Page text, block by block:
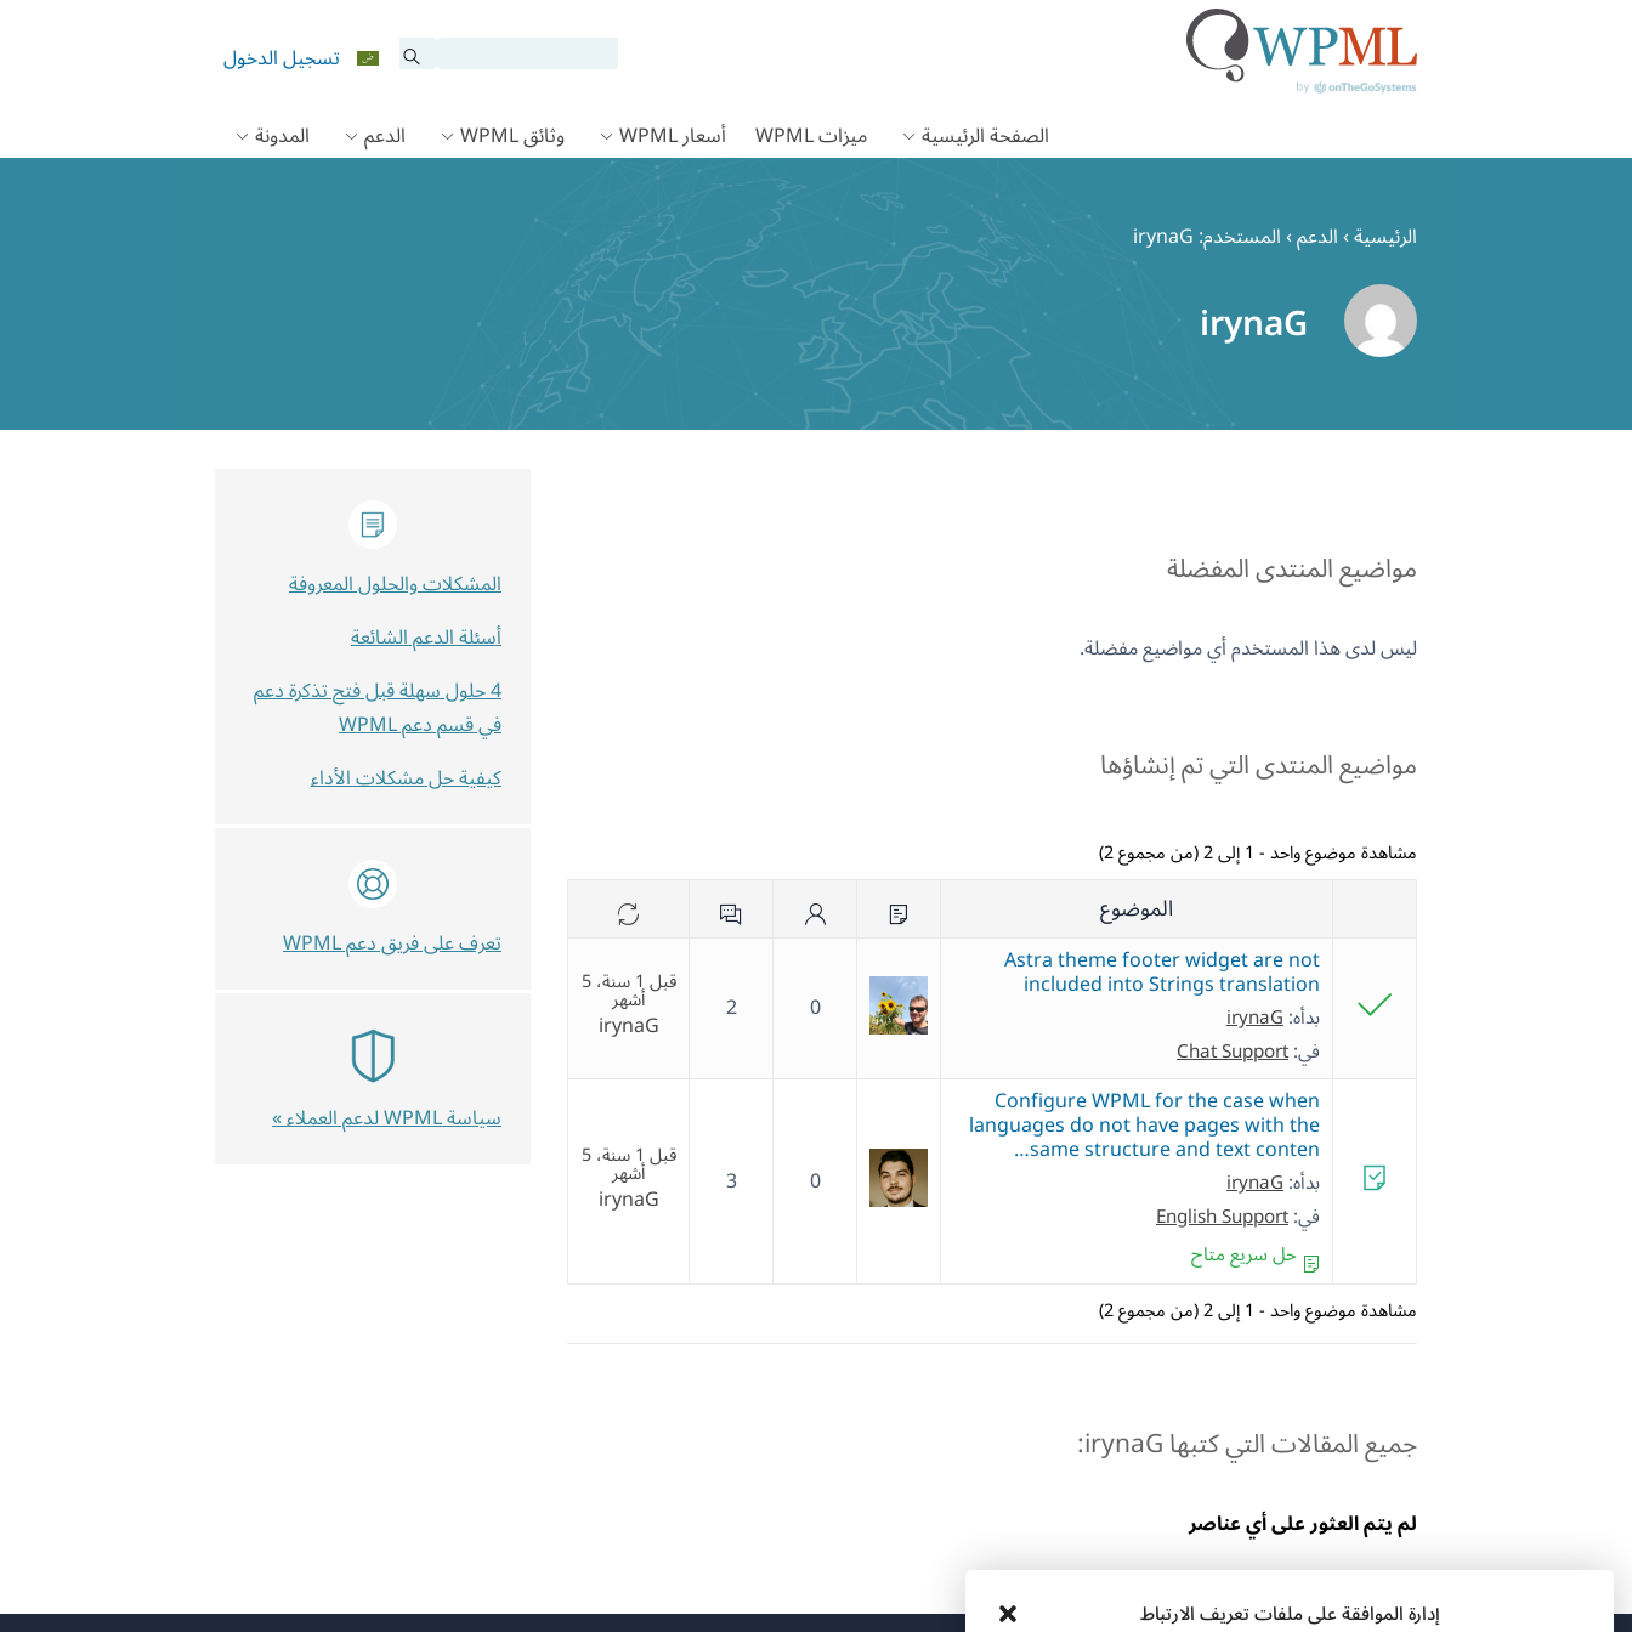
إدارة الموافقة على ملفات تعريف الارتباط
تسجيل الدخول
الصفحة الرئيسية
ميزات WPML أسعار WPML وثائق WPML الدعم المدونة
الرئيسية›الدعم›المستخدم: irynaG
irynaG
مواضيع المنتدى المفضلة
ليس لدى هذا المستخدم أي مواضيع مفضلة.
مواضيع المنتدى التي تم إنشاؤها
مشاهدة موضوع واحد - 1 إلى 2 (من مجموع 2)
الموضوع
Astra theme footer widget are not
included into Strings translation
بدأه:irynaG
في:Chat Support
0
2
قبل 1 سنة، 5 أشهر
irynaG
Configure WPML for the case when
languages do not have pages with the
same structure and text conten…
بدأه:irynaG
في:English Support
حل سريع متاح
0
3
قبل 1 سنة، 5 أشهر
irynaG
مشاهدة موضوع واحد - 1 إلى 2 (من مجموع 2)
جميع المقالات التي كتبها irynaG:
لم يتم العثور على أي عناصر
المشكلات والحلول المعروفة
أسئلة الدعم الشائعة
4 حلول سهلة قبل فتح تذكرة دعم
في قسم دعم WPML
كيفية حل مشكلات الأداء
تعرف على فريق دعم WPML
سياسة WPML لدعم العملاء »